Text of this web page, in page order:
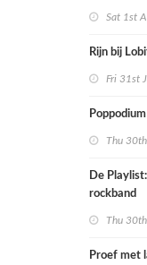
Sat 1st
Rijn bij
Fri 31st
Thu
De
rockband
Thu
Proef met